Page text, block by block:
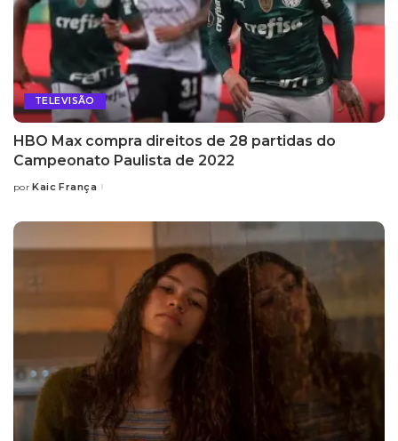
TELEVISÃO
HBO Max compra direitos de 28 partidas do
Campeonato Paulista de 2022
Posted
por Kaic França